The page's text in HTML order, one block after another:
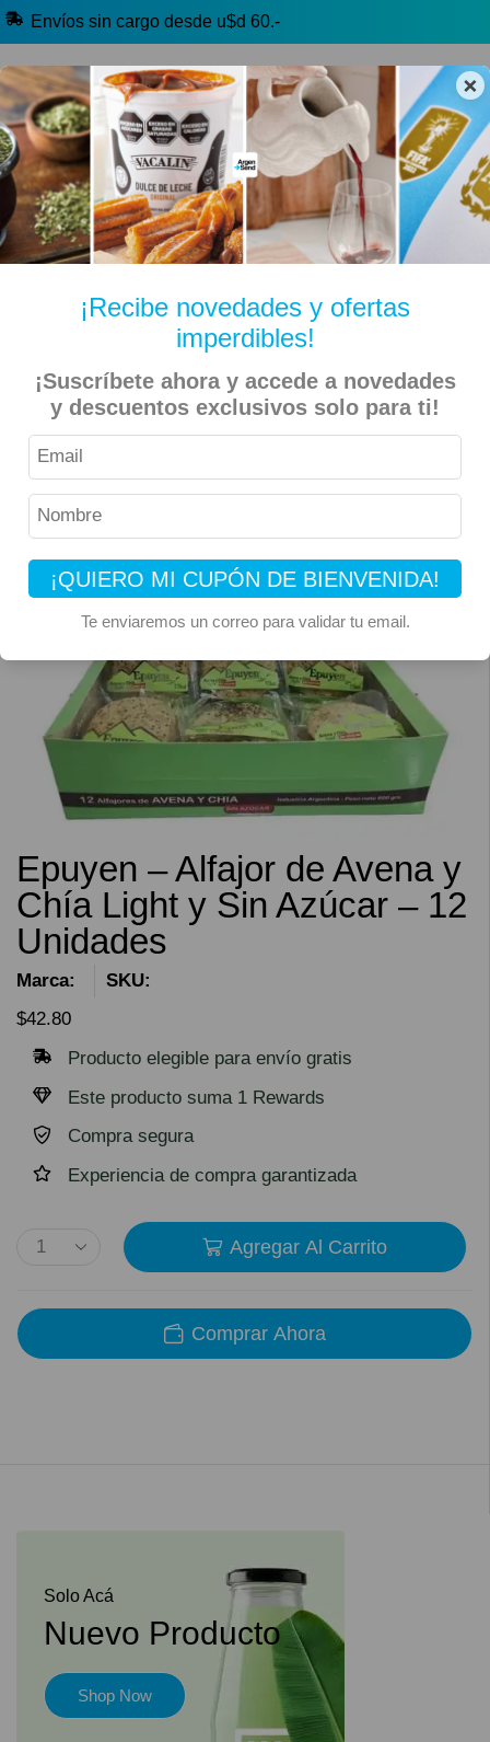
×
¡Recibe novedades y ofertas
imperdibles!
¡Suscríbete ahora y accede a novedades
y descuentos exclusivos solo para ti!
¡QUIERO MI CUPÓN DE BIENVENIDA!
Te enviaremos un correo para validar tu email.
Envíos sin cargo desde u$d 60.-
🔥 Alfajores y Golosinas
🧉 Clásicos argentinos 🏷️ Todas las categorías
Inicio Kiosko Dulce y Salado Alfajores y Conitos
Epuyen – Alfajor de Avena y Chía Light y Sin Azúcar – 12
Unidades
Epuyen – Alfajor de Avena y
Chía Light y Sin Azúcar – 12
Unidades
Marca:
SKU:
$42.80
Producto elegible para envío gratis
Este producto suma 1 Rewards
Compra segura
Experiencia de compra garantizada
Agregar Al Carrito
Comprar Ahora
Solo Acá
Nuevo Producto
Shop Now